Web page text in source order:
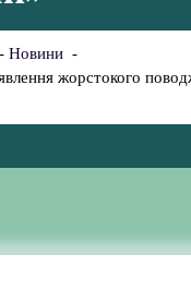
- Новини -
жорстокого